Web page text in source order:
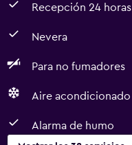
Recepción 24 horas
Nevera
Para no fumadores
Aire acondicionado
Alarma de humo